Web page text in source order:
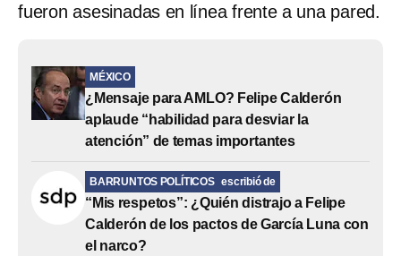
fueron asesinadas en línea frente a una pared.
MÉXICO
¿Mensaje para AMLO? Felipe Calderón
aplaude “habilidad para desviar la
atención” de temas importantes
BARRUNTOS POLÍTICOS escribió de
“Mis respetos”: ¿Quién distrajo a Felipe
Calderón de los pactos de García Luna con
el narco?